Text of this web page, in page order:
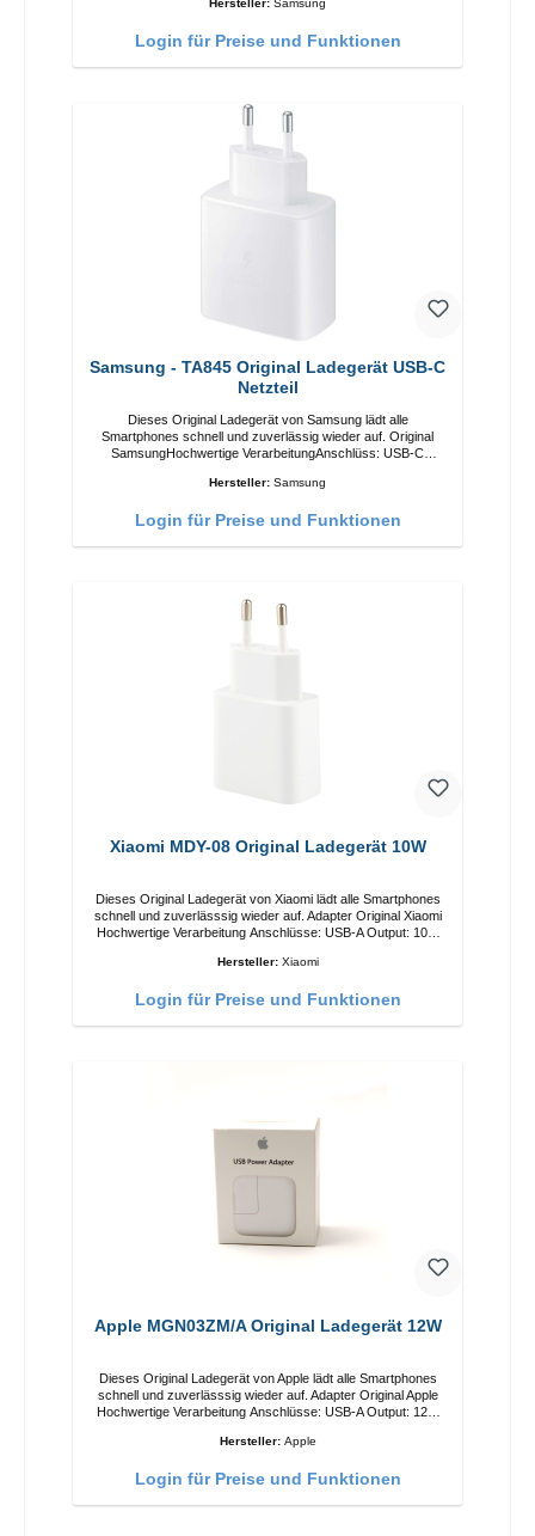
Hersteller: Samsung
Login für Preise und Funktionen
Samsung - TA845 Original Ladegerät USB-C
Netzteil
Dieses Original Ladegerät von Samsung lädt alle
Smartphones schnell und zuverlässig wieder auf. Original
SamsungHochwertige VerarbeitungAnschlüss: USB-C
Hersteller: Samsung
Login für Preise und Funktionen
Xiaomi MDY-08 Original Ladegerät 10W
Dieses Original Ladegerät von Xiaomi lädt alle Smartphones
schnell und zuverlässsig wieder auf. Adapter Original Xiaomi
Hochwertige Verarbeitung Anschlüsse: USB-A Output: 10W
Hersteller: Xiaomi
Login für Preise und Funktionen
Apple MGN03ZM/A Original Ladegerät 12W
Dieses Original Ladegerät von Apple lädt alle Smartphones
schnell und zuverlässsig wieder auf. Adapter Original Apple
Hochwertige Verarbeitung Anschlüsse: USB-A Output: 12W
Hersteller: Apple
Login für Preise und Funktionen